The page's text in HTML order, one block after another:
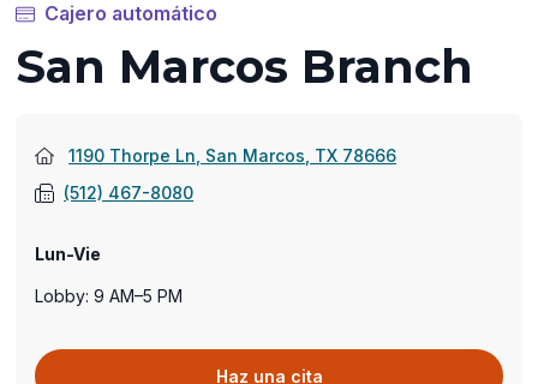
Cajero automático
San Marcos Branch
1190 Thorpe Ln, San Marcos, TX 78666(abre
(512) 467-8080
Lun-Vie
Lobby: 9 AM–5 PM
Haz una cita(abre